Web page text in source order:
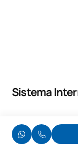
Sistema
Normativa
Enlace a normativa